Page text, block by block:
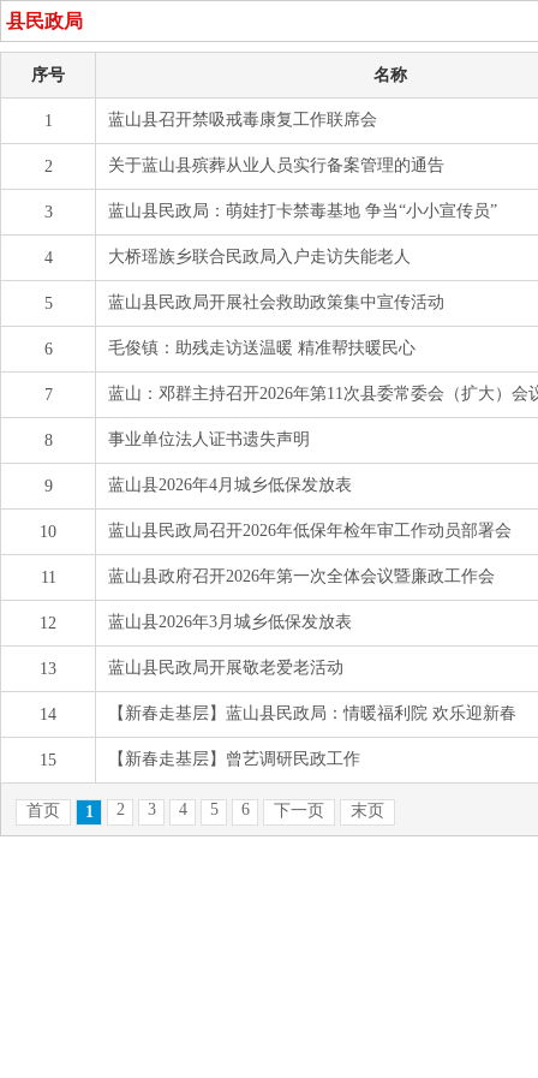
县民政局
序号 名称
1 蓝山县召开禁吸戒毒康复工作联席会
2 关于蓝山县殡葬从业人员实行备案管理的通告
3 蓝山县民政局：萌娃打卡禁毒基地 争当“小小宣传员”
4 大桥瑶族乡联合民政局入户走访失能老人
5 蓝山县民政局开展社会救助政策集中宣传活动
6 毛俊镇：助残走访送温暖 精准帮扶暖民心
7 蓝山：邓群主持召开2026年第11次县委常委会（扩大）会
8 事业单位法人证书遗失声明
9 蓝山县2026年4月城乡低保发放表
10 蓝山县民政局召开2026年低保年检年审工作动员部署会
11 蓝山县政府召开2026年第一次全体会议暨廉政工作会
12 蓝山县2026年3月城乡低保发放表
13 蓝山县民政局开展敬老爱老活动
14 【新春走基层】蓝山县民政局：情暖福利院 欢乐迎新春
15 【新春走基层】曾艺调研民政工作
首页 1 2 3 4 5 6 下一页 末页